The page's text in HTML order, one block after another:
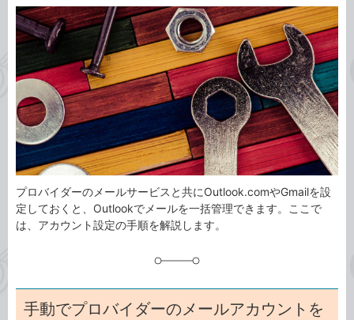
カ
テ
リ
事
タ
プロバイダーのメールサービスと共にOutlook.comやGmailを設
定しておくと、Outlookでメールを一括管理できます。ここで
は、アカウント設定の手順を解説します。
手動でプロバイダーのメールアカウントを